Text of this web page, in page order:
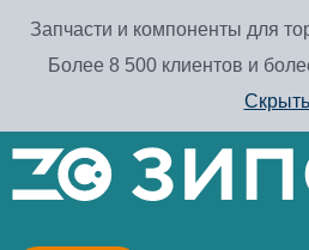
Запчасти и компоненты для
Более 8 500 клиентов и
Скрыть